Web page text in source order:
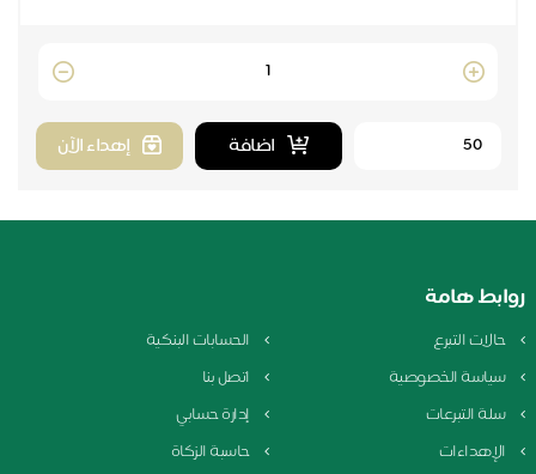
Quantity
اضافة إهداء الآن
روابط هامة
حالات التبرع
الحسابات البنكية
سياسة الخصوصية
اتصل بنا
سلة التبرعات
إدارة حسابي
الإهداءات
حاسبة الزكاة